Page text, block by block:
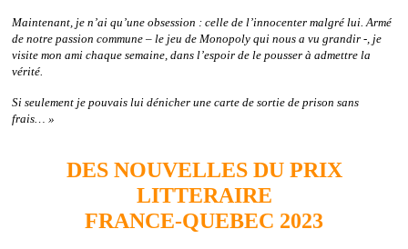
Maintenant, je n’ai qu’une obsession : celle de l’innocenter malgré lui. Armé
de notre passion commune – le jeu de Monopoly qui nous a vu grandir -, je
visite mon ami chaque semaine, dans l’espoir de le pousser à admettre la
vérité.
Si seulement je pouvais lui dénicher une carte de sortie de prison sans
frais… »
DES NOUVELLES DU PRIX
LITTERAIRE
FRANCE-QUEBEC 2023